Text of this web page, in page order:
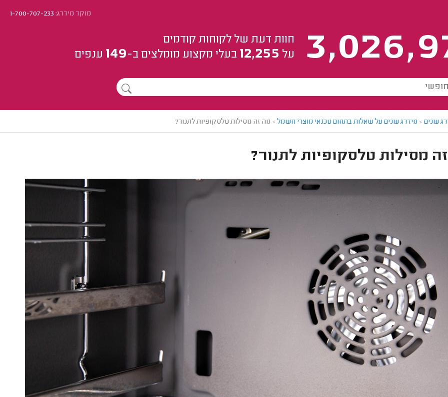
מוקד מידרג:1-700-707-233
חוות דעת של לקוחות קודמים
על 12,255 בעלי מקצוע מומלצים ב-149 ענפים
עונים> מידרג עונים על שאלות בתחום טכנאי מוצרי חשמל> מה זה מסילות טלסקופיות לתנור?
מסילות טלסקופיות לתנור?